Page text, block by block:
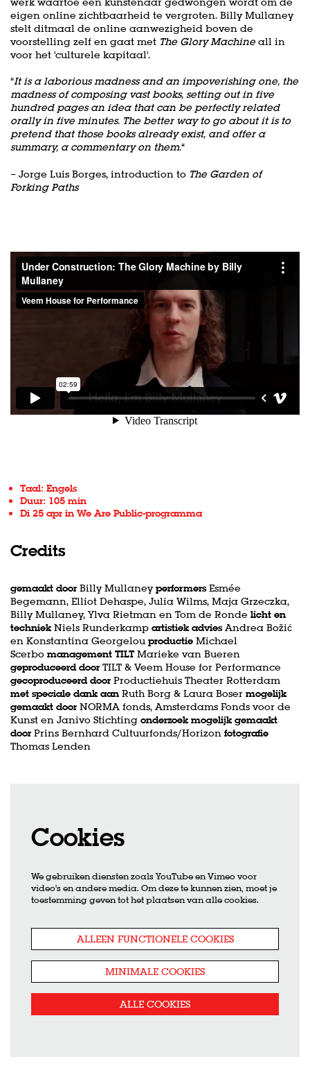
eigen online zichtbaarheid te vergroten. Billy Mullaney
stelt ditmaal de online aanwezigheid boven de
voorstelling zelf en gaat met The Glory Machineall in
voor het 'culturele kapitaal'.
“It is a laborious madness and an impoverishing one, the
madness of composing vast books, setting out in five
hundred pages an idea that can be perfectly related
orally in five minutes. The better way to go about it is to
pretend that those books already exist, and offer a
summary, a commentary on them.“
– Jorge Luis Borges, introduction to The Garden of
Forking Paths
Taal: Engels
Duur: 105 min
Di 25 apr in We Are Public-programma
Credits
gemaakt door Billy MullaneyperformersEsmée
Begemann, Elliot Dehaspe, Julia Wilms, Maja Grzeczka,
Billy Mullaney, Ylva Rietman en Tom de Ronde licht en
techniekNiels Runderkamp artistiek adviesAndrea Božić
en Konstantina Georgelou productie Michael
Scerbo management TILTMarieke van Bueren
geproduceerd door TILT & Veem House for Performance
gecoproduceerd door Productiehuis Theater Rotterdam
met speciale dank aan Ruth Borg & Laura Boser mogelijk
gemaakt door NORMA fonds, Amsterdams Fonds voor de
Kunst en Janivo Stichting onderzoek mogelijk gemaakt
door Prins Bernhard Cultuurfonds/Horizon fotografie
Thomas Lenden
Cookies
We gebruiken diensten zoals YouTube en Vimeo voor
video's en andere media. Om deze te kunnen zien, moet je
toestemming geven tot het plaatsen van alle cookies.
ALLEEN FUNCTIONELE COOKIES
MINIMALE COOKIES
ALLE COOKIES